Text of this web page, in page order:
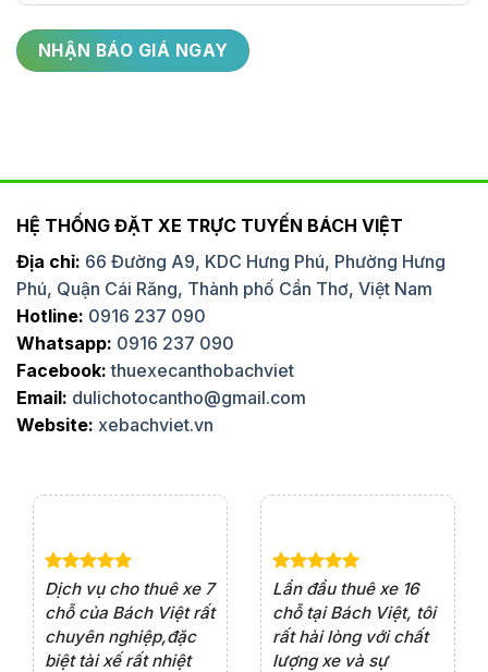
HỆ THỐNG ĐẶT XE TRỰC TUYẾN BÁCH VIỆT
Địa chỉ: 66 Đường A9, KDC Hưng Phú, Phường Hưng
Phú, Quận Cái Răng, Thành phố Cần Thơ, Việt Nam
Hotline: 0916 237 090
Whatsapp: 0916 237 090
Facebook: thuexecanthobachviet
Email: dulichotocantho@gmail.com
Website: xebachviet.vn
Dịch vụ cho thuê xe 7
chỗ của Bách Việt rất
chuyên nghiệp,đặc
biệt tài xế rất nhiệt
Lần đầu thuê xe 16
chỗ tại Bách Việt, tôi
rất hài lòng với chất
lượng xe và sự